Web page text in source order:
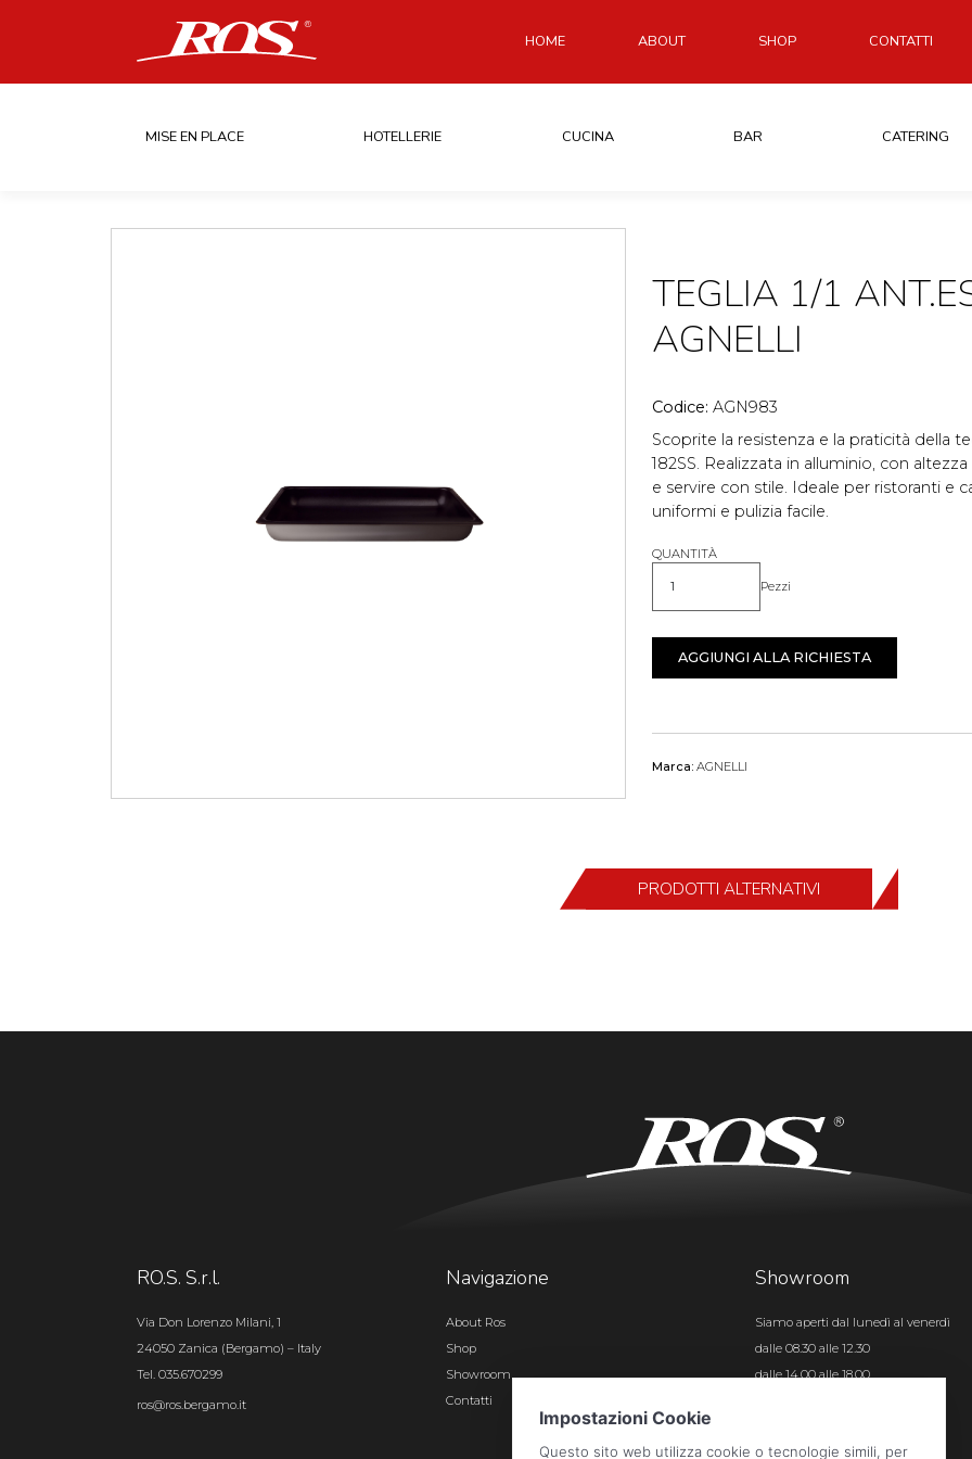
HOME ABOUT SHOP CONTATTI
MISE EN PLACE HOTELLERIE CUCINA BAR CATERING
TEGLIA 1/1
AGNELLI
Codice: AGN983
Scoprite la resistenza e la praticità della
182SS. Realizzata in alluminio, con
e servire con stile. Ideale per ristoranti e
uniformi e pulizia facile.
QUANTITÀ
Quantità Pezzi
AGGIUNGI ALLA RICHIESTA
Marca: AGNELLI
PRODOTTI ALTERNATIVI
RO.S. S.r.l.
Via Don Lorenzo Milani, 1
24050 Zanica (Bergamo) – Italy
Tel. 035.670299
ros@ros.bergamo.it
Navigazione
About Ros
Shop
Showroom
Contatti
Showroom
Siamo aperti dal lunedì al venerdì
dalle 08.30 alle 12.30
dalle 14.00 alle 18.00